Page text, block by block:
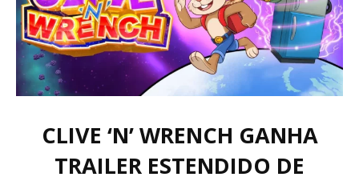
CLIVE ‘N’ WRENCH GANHA
TRAILER ESTENDIDO DE